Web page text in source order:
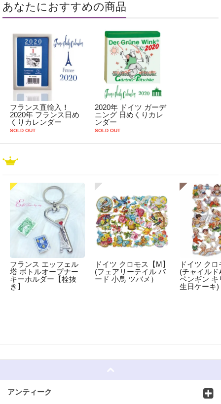
あなたにおすすめの商品
フランス直輸入！
2020年 フランス日め
くりカレンダー
SOLD OUT
2020年 ドイツ ガーデ
ニング 日めくりカレ
ンダー
SOLD OUT
フランス エッフェル
塔 ボトルオープナー
キーホルダー【栓抜
き】
ドイツ クロモス【M】
(フェアリーテイル バ
ード 小鳥 ツバメ）
ドイツ ク
(チャイルド
ペンギン キ
生日ケーキ)
アンティーク